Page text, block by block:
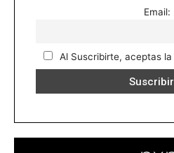
Email:
Al Suscribirte, aceptas